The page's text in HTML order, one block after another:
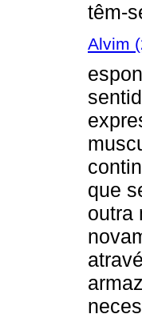
têm-
Alvim
que
outra